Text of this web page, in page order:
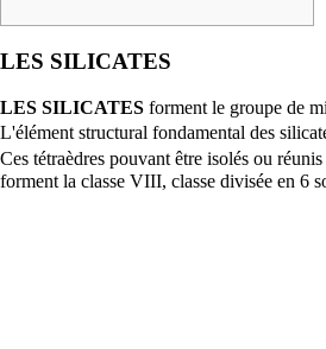
LES SILICATES
LES SILICATES forment le groupe de
L'élémentstructural fondamental des
Ces tétraèdres pouvant être isolés ou
forment la classe VIII, classe divisée en 6